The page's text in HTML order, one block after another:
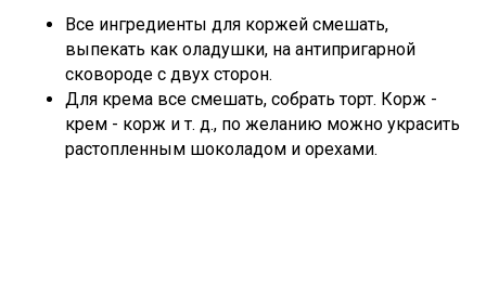
Все ингредиенты для коржей смешать,
выпекать как оладушки, на антипригарной
сковороде с двух сторон.
Для крема все смешать, собрать торт. Корж -
крем - корж и т. д., по желанию можно украсить
растопленным шоколадом и орехами.